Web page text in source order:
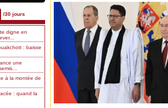
/30 jours
digne en
: baisse
une
à la montée de
: quand la